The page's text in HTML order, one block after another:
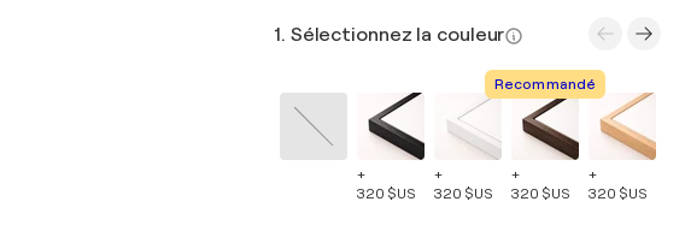
1. Sélectionnez la couleur
+
320 $US
+
320 $US
Recommandé
+
320 $US
+
320 $US